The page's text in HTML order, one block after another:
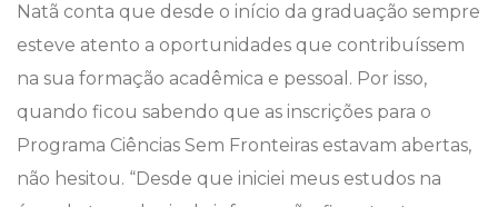
Natã conta que desde o início da graduação sempre
esteve atento a oportunidades que contribuíssem
na sua formação acadêmica e pessoal. Por isso,
quando ficou sabendo que as inscrições para o
Programa Ciências Sem Fronteiras estavam abertas,
não hesitou. “Desde que iniciei meus estudos na